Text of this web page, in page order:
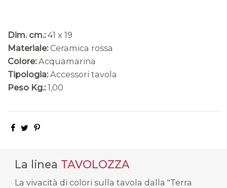
Dim. cm.: 41 x 19
Materiale: Ceramica rossa
Colore: Acquamarina
Tipologia: Accessori tavola
Peso Kg.: 1,00
La linea TAVOLOZZA
La vivacità di colori sulla tavola dalla "Terra